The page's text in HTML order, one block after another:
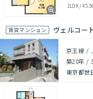
2LDK/
賃貸マンション ヴェルコー
京王線 /
築20年 /
東京都世